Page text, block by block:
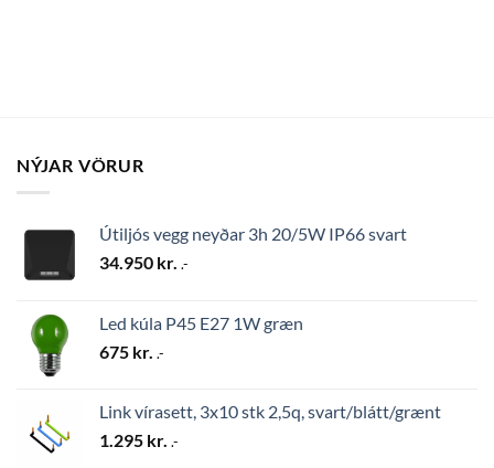
NÝJAR VÖRUR
Útiljós vegg neyðar 3h 20/5W IP66 svart
34.950 kr. .-
Led kúla P45 E27 1W græn
675 kr. .-
Link vírasett, 3x10 stk 2,5q, svart/blátt/grænt
1.295 kr. .-